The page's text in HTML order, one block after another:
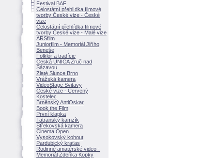
Festival BAF
Celostátní přehlídka filmové
tvorby České vize - České
vize
Celostátní přehlídka filmové
tvorby České vize - Malé vize
ARSfilm
Juniorfilm - Memoriál Jiřího
Beneše
Folklór a tradície
Česká UNICA Zruč nad
Sázavou
Zlaté Slunce Brno
Vrážská kamera
VideoStage Svitavy
České vize - Červený
Kostelec
Brněnský AntiOskar
Book the Film
První klapka
Tatranský kamzík
Střekovská kamera
Cinema Open
Vysokovský kohout
Pardubický kraťas
Rodinné amatérské video -
Memoriál Zdeňka Kopky